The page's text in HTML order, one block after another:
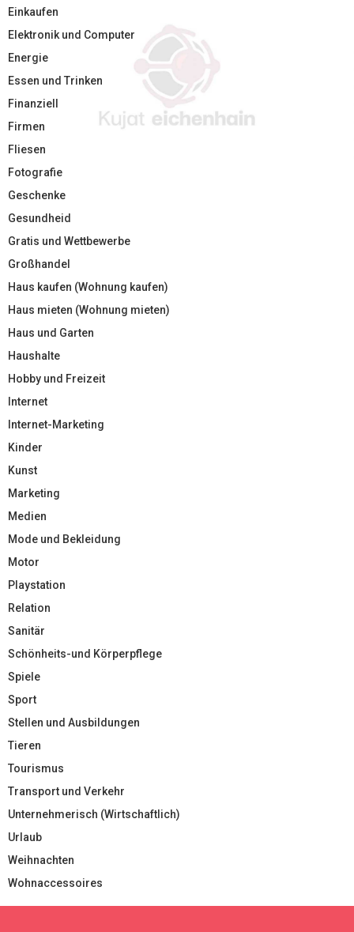
Einkaufen
Elektronik und Computer
Energie
Essen und Trinken
Finanziell
Firmen
Fliesen
Fotografie
Geschenke
Gesundheid
Gratis und Wettbewerbe
Großhandel
Haus kaufen (Wohnung kaufen)
Haus mieten (Wohnung mieten)
Haus und Garten
Haushalte
Hobby und Freizeit
Internet
Internet-Marketing
Kinder
Kunst
Marketing
Medien
Mode und Bekleidung
Motor
Playstation
Relation
Sanitär
Schönheits-und Körperpflege
Spiele
Sport
Stellen und Ausbildungen
Tieren
Tourismus
Transport und Verkehr
Unternehmerisch (Wirtschaftlich)
Urlaub
Weihnachten
Wohnaccessoires